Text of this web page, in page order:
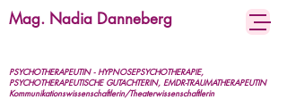
PSYCHOTHERAPEUTIN - HYPNOSEPSYCHOTHERAPIE,
PSYCHOTHERAPEUTISCHE GUTACHTERIN, EMDR-TRAUMATHERAPEUTIN
Kommunikationswissenschaftlerin/Theaterwissenschaftlerin
Mag. Nadia Danneberg